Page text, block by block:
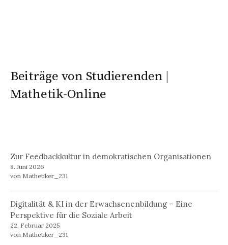
Beiträge von Studierenden |
Mathetik-Online
Zur Feedbackkultur in demokratischen Organisationen
8. Juni 2026
von Mathetiker_231
Digitalität & KI in der Erwachsenenbildung – Eine
Perspektive für die Soziale Arbeit
22. Februar 2025
von Mathetiker_231